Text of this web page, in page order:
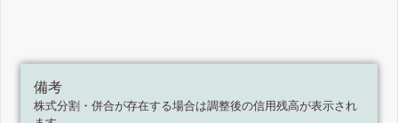
備考
株式分割・併合が存在する場合は調整後の信用残高が表示され